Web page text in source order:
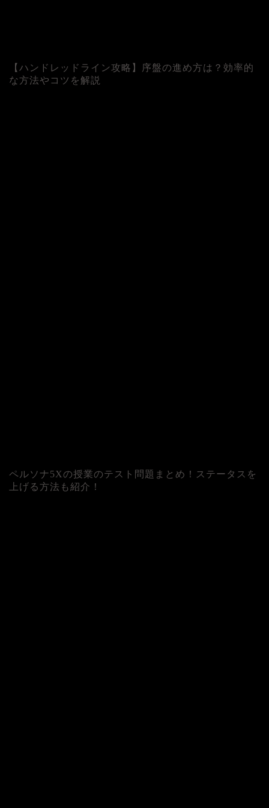
【ハンドレッドライン攻略】序盤の進め方は？効率的
な方法やコツを解説
ペルソナ5Xの授業のテスト問題まとめ！ステータスを
上げる方法も紹介！